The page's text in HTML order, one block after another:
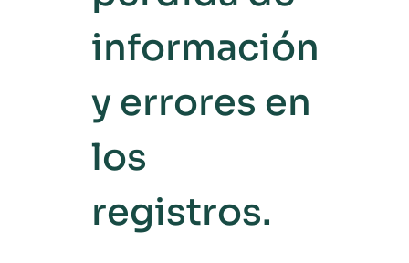
información
y errores en
los
registros.